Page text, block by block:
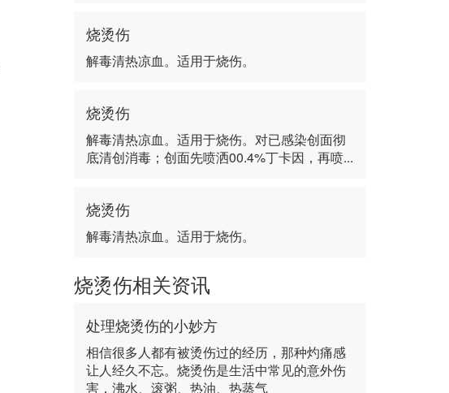
烧烫伤
解毒清热凉血。适用于烧伤。
烧烫伤
解毒清热凉血。适用于烧伤。对已感染创面彻
底清创消毒；创面先喷洒00.4%丁卡因，再喷...
烧烫伤
解毒清热凉血。适用于烧伤。
烧烫伤相关资讯
处理烧烫伤的小妙方
相信很多人都有被烫伤过的经历，那种灼痛感
让人经久不忘。烧烫伤是生活中常见的意外伤
害，沸水、滚粥、热油、热蒸气